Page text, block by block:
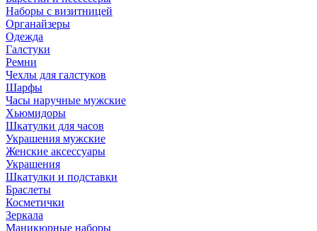
Наборы с визитницей
Органайзеры
Одежда
Галстуки
Ремни
Чехлы для галстуков
Шарфы
Часы наручные мужские
Хьюмидоры
Шкатулки для часов
Украшения мужские
Женские аксессуары
Украшения
Шкатулки и подставки
Браслеты
Косметички
Зеркала
Маникюрные наборы